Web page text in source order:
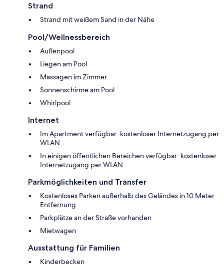
Strand
Strand mit weißem Sand in der Nähe
Pool/Wellnessbereich
Außenpool
Liegen am Pool
Massagen im Zimmer
Sonnenschirme am Pool
Whirlpool
Internet
Im Apartment verfügbar: kostenloser Internetzugang per
WLAN
In einigen öffentlichen Bereichen verfügbar: kostenloser
Internetzugang per WLAN
Parkmöglichkeiten und Transfer
Kostenloses Parken außerhalb des Geländes in 10 Meter
Entfernung
Parkplätze an der Straße vorhanden
Mietwagen
Ausstattung für Familien
Kinderbecken